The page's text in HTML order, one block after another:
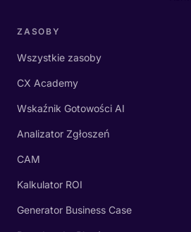
ZASOBY
Wszystkie zasoby
CX Academy
Wskaźnik Gotowości AI
Analizator Zgłoszeń
CAM
Kalkulator ROI
Generator Business Case